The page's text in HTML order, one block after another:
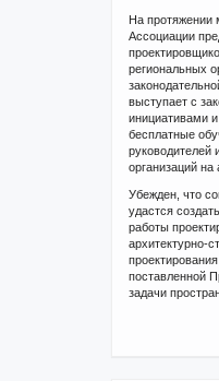
На протяжении
Ассоциации
региональных
выступает с
инициативами
бесплатные
руководителей
организаций на
Убежден, что
удастся
работы
архитектурно-
поставленной
задачи